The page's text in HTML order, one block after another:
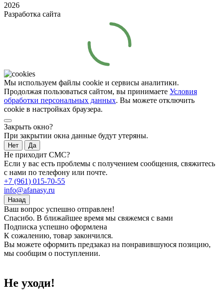
2026
Разработка сайта
Мы используем файлы cookie и сервисы аналитики.
Продолжая пользоваться сайтом, вы принимаете Условия
обработки персональных данных. Вы можете отключить
cookie в настройках браузера.
Закрыть окно?
При закрытии окна данные будут утеряны.
Нет Да
Не приходит СМС?
Если у вас есть проблемы с получением сообщения, свяжитесь
с нами по телефону или почте.
+7 (961) 015-70-55
info@afanasy.ru
Назад
Ваш вопрос успешно отправлен!
Спасибо. В ближайшее время мы свяжемся с вами
Подписка успешно оформлена
К сожалению, товар закончился.
Вы можете оформить предзаказ на понравившуюся позицию,
мы сообщим о поступлении.
Не уходи!